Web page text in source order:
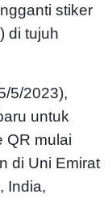
stiker
di tujuh
5/2023),
untuk
QR mulai
di Uni Emirat
India,